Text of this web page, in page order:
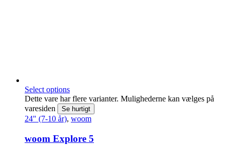
Select options
Dette vare har flere varianter. Mulighederne kan vælges på
varesiden
Se hurtigt
24" (7-10 år), woom
woom Explore 5